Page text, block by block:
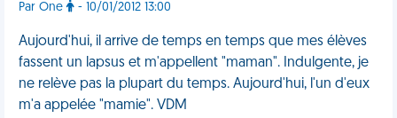
Par One - 10/01/2012 13:00
Aujourd'hui, il arrive de temps en temps que mes élèves
fassent un lapsus et m'appellent "maman". Indulgente, je
ne relève pas la plupart du temps. Aujourd'hui, l'un d'eux
m'a appelée "mamie". VDM